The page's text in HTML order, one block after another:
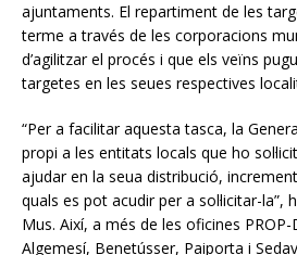
ajuntaments. El repartiment de les
terme a través de les corporacions
d’agilitzar el procés i que els veïns
targetes en les seues respectives
“Per a facilitar aquesta tasca, la
propi a les entitats locals que ho
ajudar en la seua distribució,
quals es pot acudir per a sol·licitar-
Mus. Així, a més de les oficines
Algemesí, Benetússer, Paiporta i